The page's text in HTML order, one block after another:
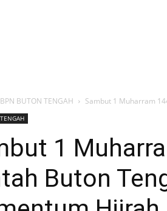
BPN BUTON TENGAH Sambut 1 Muharram
1
Buton